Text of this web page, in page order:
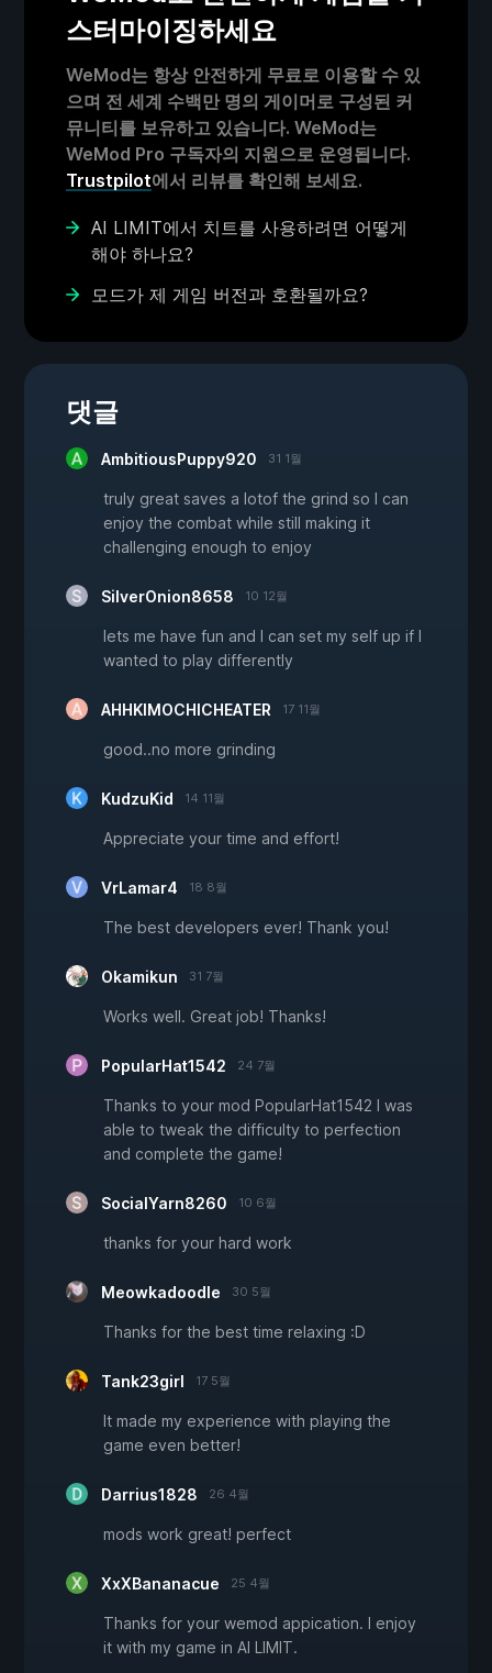
스터마이징하세요
WeMod는 항상 안전하게 무료로 이용할 수 있
으며 전 세계 수백만 명의 게이머로 구성된 커
뮤니티를 보유하고 있습니다. WeMod는
WeMod Pro 구독자의 지원으로 운영됩니다.
Trustpilot에서 리뷰를 확인해 보세요.
AI LIMIT에서 치트를 사용하려면 어떻게
해야 하나요?
모드가 제 게임 버전과 호환될까요?
댓글
AmbitiousPuppy920 31 1월
truly great saves a lotof the grind so I can
enjoy the combat while still making it
challenging enough to enjoy
SilverOnion8658 10 12월
lets me have fun and I can set my self up if I
wanted to play differently
AHHKIMOCHICHEATER 17 11월
good..no more grinding
KudzuKid 14 11월
Appreciate your time and effort!
VrLamar4 18 8월
The best developers ever! Thank you!
Okamikun 31 7월
Works well. Great job! Thanks!
PopularHat1542 24 7월
Thanks to your mod PopularHat1542 I was
able to tweak the difficulty to perfection
and complete the game!
SocialYarn8260 10 6월
thanks for your hard work
Meowkadoodle 30 5월
Thanks for the best time relaxing :D
Tank23girl 17 5월
It made my experience with playing the
game even better!
Darrius1828 26 4월
mods work great! perfect
XxXBananacue 25 4월
Thanks for your wemod appication. I enjoy
it with my game in AI LIMIT.